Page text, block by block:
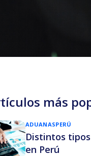
más
ADUANASPERÚ
Distintos
en Perú